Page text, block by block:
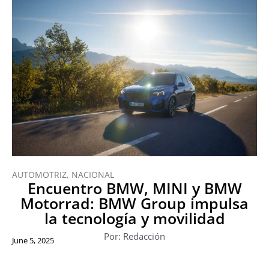
AUTOMOTRIZ, NACIONAL
Encuentro BMW, MINI y BMW
Motorrad: BMW Group impulsa
la tecnología y movilidad
Por: Redacción
June 5, 2025